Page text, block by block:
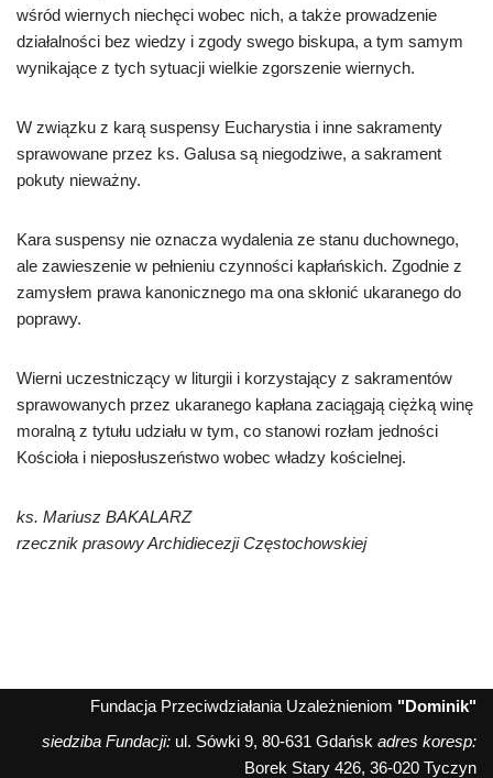
wśród wiernych niechęci wobec nich, a także prowadzenie
działalności bez wiedzy i zgody swego biskupa, a tym samym
wynikające z tych sytuacji wielkie zgorszenie wiernych.
W związku z karą suspensy Eucharystia i inne sakramenty
sprawowane przez ks. Galusa są niegodziwe, a sakrament
pokuty nieważny.
Kara suspensy nie oznacza wydalenia ze stanu duchownego,
ale zawieszenie w pełnieniu czynności kapłańskich. Zgodnie z
zamysłem prawa kanonicznego ma ona skłonić ukaranego do
poprawy.
Wierni uczestniczący w liturgii i korzystający z sakramentów
sprawowanych przez ukaranego kapłana zaciągają ciężką winę
moralną z tytułu udziału w tym, co stanowi rozłam jedności
Kościoła i nieposłuszeństwo wobec władzy kościelnej.
ks. Mariusz BAKALARZ
rzecznik prasowy Archidiecezji Częstochowskiej
Fundacja Przeciwdziałania Uzależnieniom "Dominik"
siedziba Fundacji: ul. Sówki 9, 80-631 Gdańsk adres koresp:
Borek Stary 426, 36-020 Tyczyn